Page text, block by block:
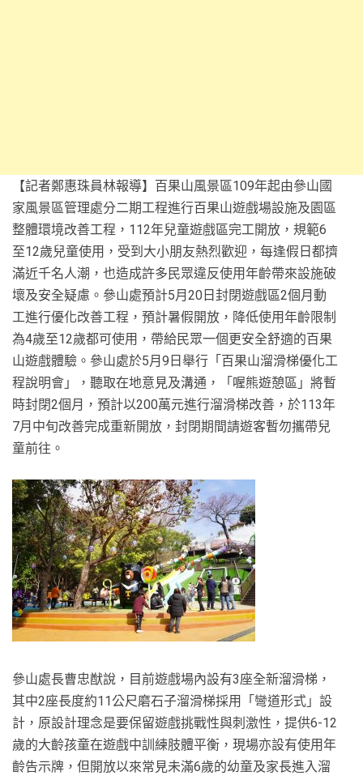
【記者鄭惠珠員林報導】百果山風景區109年起由參山國
家風景區管理處分二期工程進行百果山遊戲場設施及園區
整體環境改善工程，112年兒童遊戲區完工開放，規範6
至12歲兒童使用，受到大小朋友熱烈歡迎，每逢假日都擠
滿近千名人潮，也造成許多民眾違反使用年齡帶來設施破
壞及安全疑慮。參山處預計5月20日封閉遊戲區2個月動
工進行優化改善工程，預計暑假開放，降低使用年齡限制
為4歲至12歲都可使用，帶給民眾一個更安全舒適的百果
山遊戲體驗。參山處於5月9日舉行「百果山溜滑梯優化工
程說明會」，聽取在地意見及溝通，「喔熊遊憩區」將暫
時封閉2個月，預計以200萬元進行溜滑梯改善，於113年
7月中旬改善完成重新開放，封閉期間請遊客暫勿攜帶兒
童前往。
參山處長曹忠猷說，目前遊戲場內設有3座全新溜滑梯，
其中2座長度約11公尺磨石子溜滑梯採用「彎道形式」設
計，原設計理念是要保留遊戲挑戰性與刺激性，提供6-12
歲的大齡孩童在遊戲中訓練肢體平衡，現場亦設有使用年
齡告示牌，但開放以來常見未滿6歲的幼童及家長進入溜